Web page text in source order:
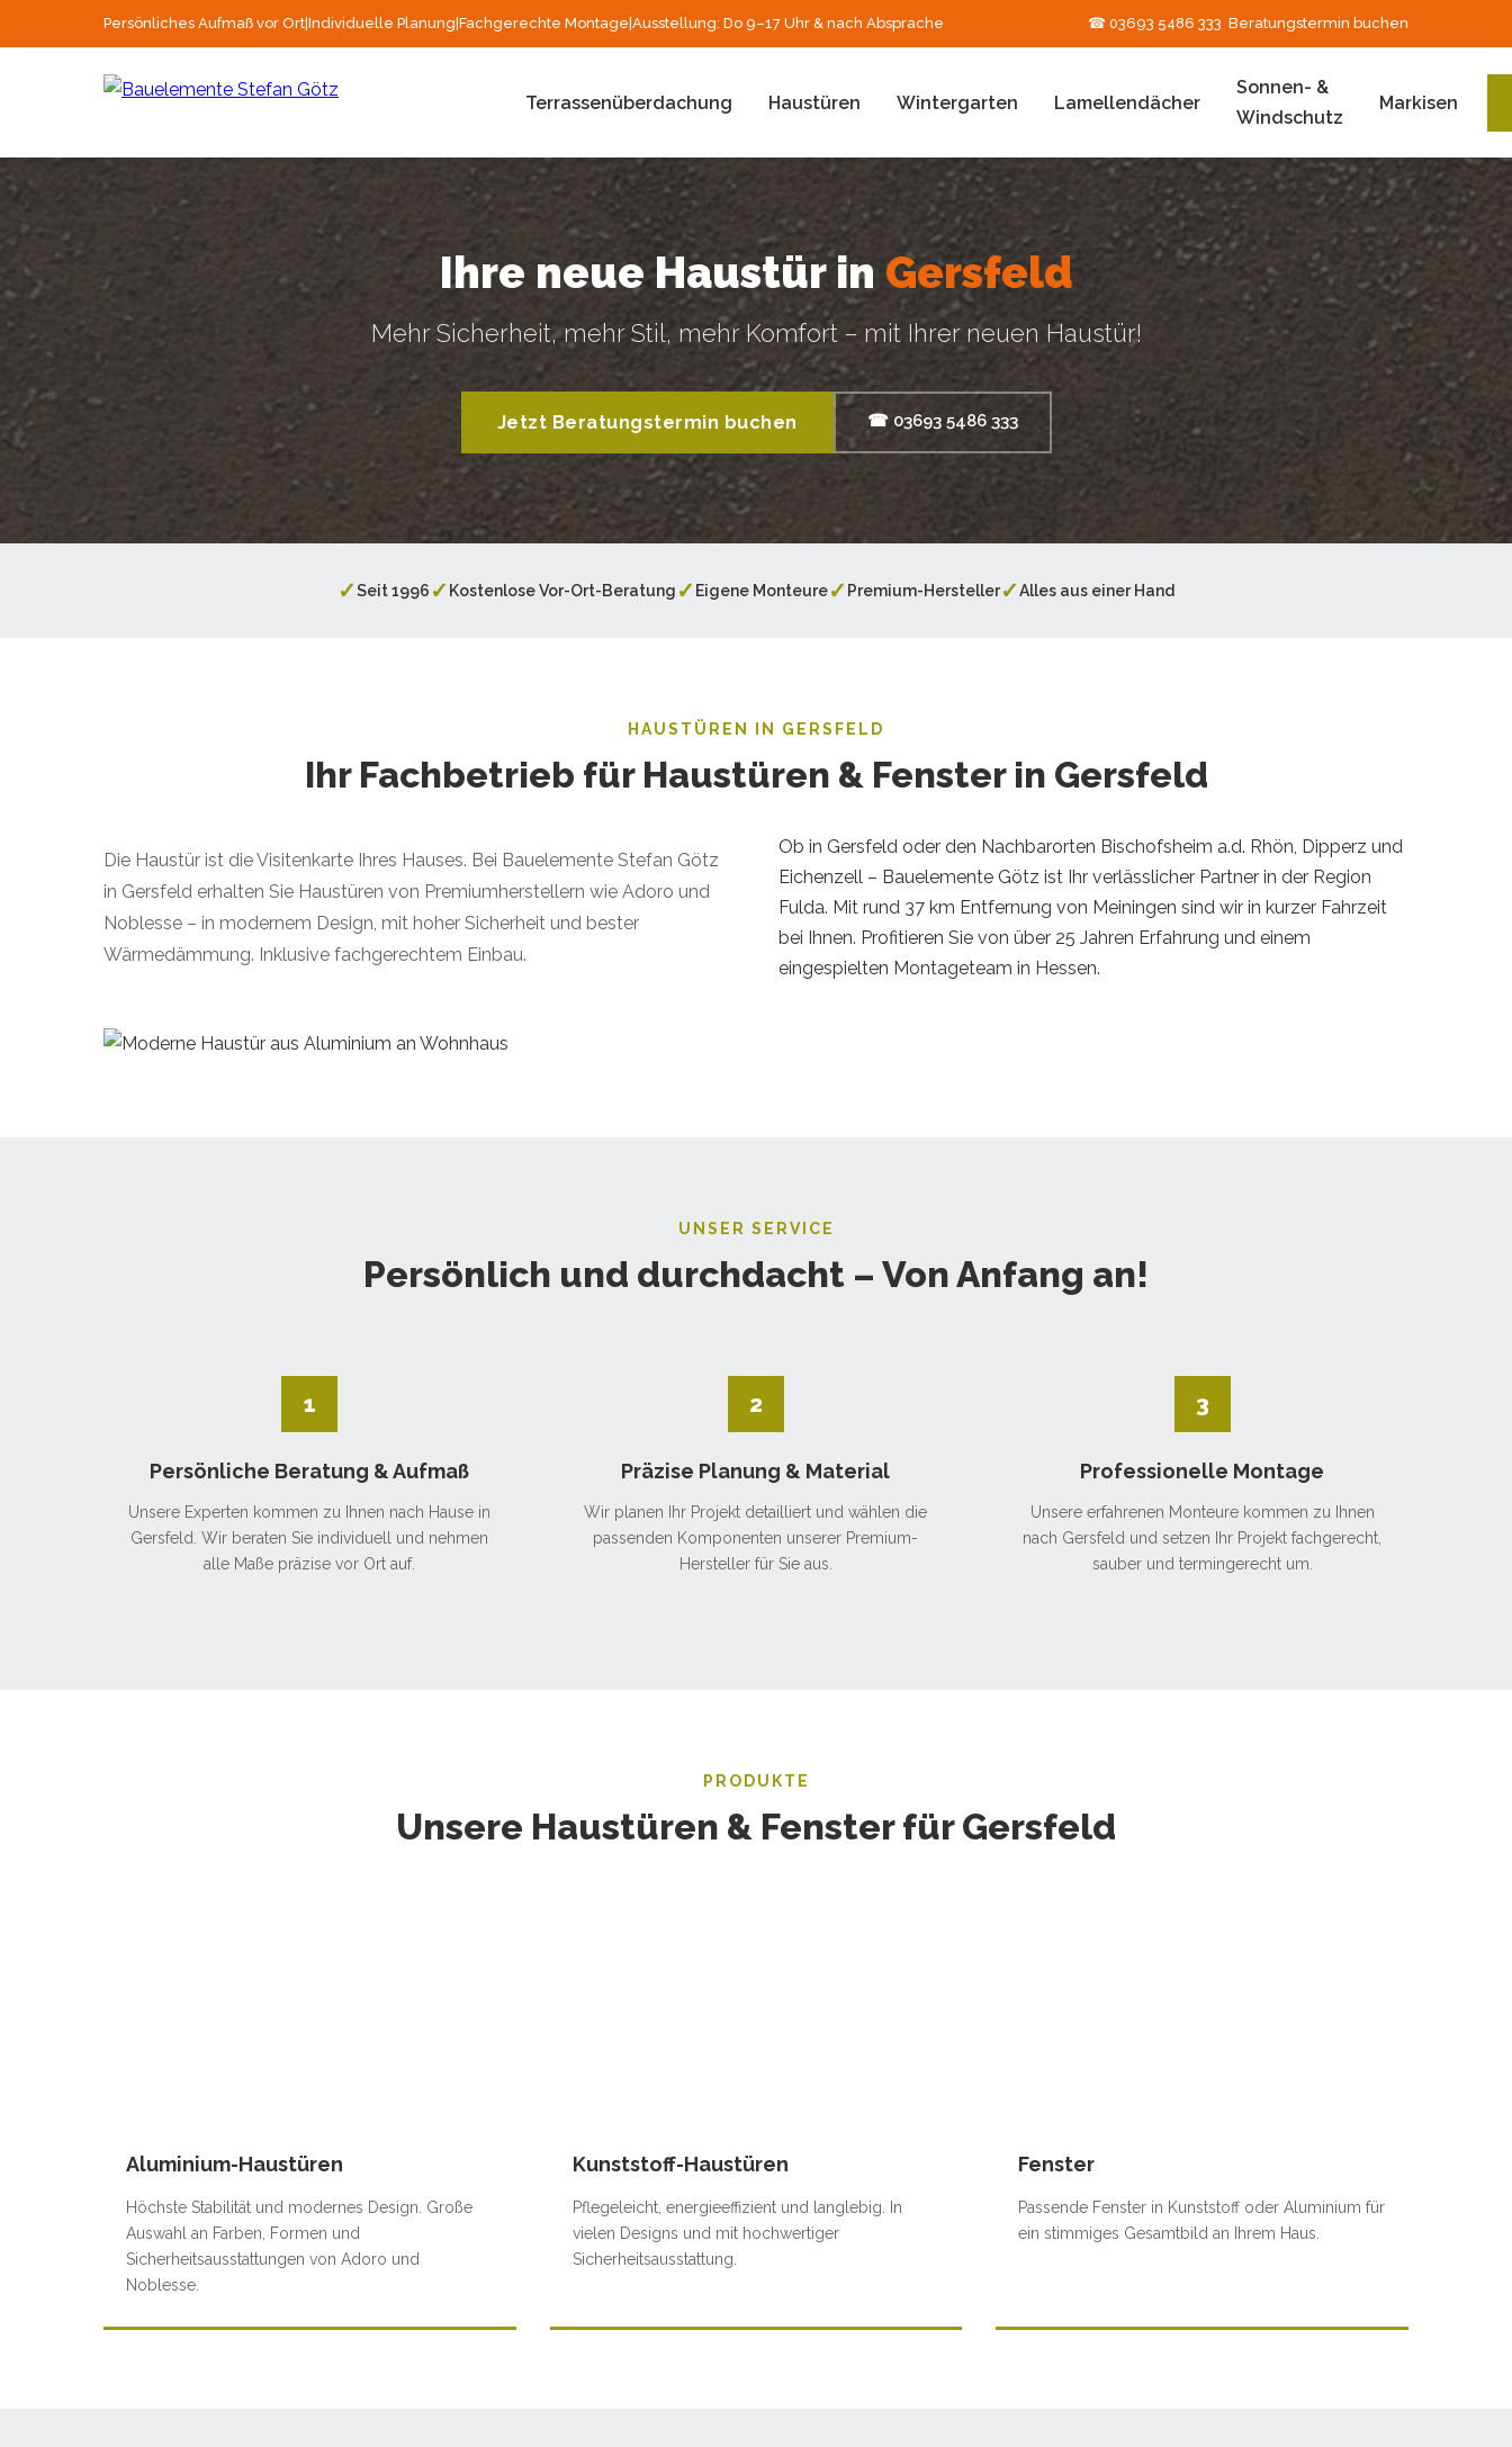
Persönliches Aufmaß vor Ort Individuelle Planung Fachgerechte Montage Ausstellung: Do 9–17 Uhr & nach Absprache ☎ 03693 5486 333 Beratungstermin buchen
Terrassenüberdachung Haustüren Wintergarten Lamellendächer
Sonnen- &
Windschutz
Markisen
Ihre neue Haustür in Gersfeld
Mehr Sicherheit, mehr Stil, mehr Komfort – mit Ihrer neuen Haustür!
Jetzt Beratungstermin buchen ☎ 03693 5486 333
✓Seit 1996 ✓ Kostenlose Vor-Ort-Beratung ✓ Eigene Monteure✓ Premium-Hersteller✓Alles aus einer Hand
HAUSTÜREN IN GERSFELD
Ihr Fachbetrieb für Haustüren & Fenster in Gersfeld
Die Haustür ist die Visitenkarte Ihres Hauses. Bei Bauelemente Stefan Götz
in Gersfeld erhalten Sie Haustüren von Premiumherstellern wie Adoro und
Noblesse – in modernem Design, mit hoher Sicherheit und bester
Wärmedämmung. Inklusive fachgerechtem Einbau.
Ob in Gersfeld oder den Nachbarorten Bischofsheim a.d. Rhön, Dipperz und
Eichenzell – Bauelemente Götz ist Ihr verlässlicher Partner in der Region
Fulda. Mit rund 37 km Entfernung von Meiningen sind wir in kurzer Fahrzeit
bei Ihnen. Profitieren Sie von über 25 Jahren Erfahrung und einem
eingespielten Montageteam in Hessen.
UNSER SERVICE
Persönlich und durchdacht – Von Anfang an!
1
Persönliche Beratung & Aufmaß
Unsere Experten kommen zu Ihnen nach Hause in
Gersfeld. Wir beraten Sie individuell und nehmen
alle Maße präzise vor Ort auf.
2
Präzise Planung & Material
Wir planen Ihr Projekt detailliert und wählen die
passenden Komponenten unserer Premium-
Hersteller für Sie aus.
3
Professionelle Montage
Unsere erfahrenen Monteure kommen zu Ihnen
nach Gersfeld und setzen Ihr Projekt fachgerecht,
sauber und termingerecht um.
PRODUKTE
Unsere Haustüren & Fenster für Gersfeld
Aluminium-Haustüren
Höchste Stabilität und modernes Design. Große
Auswahl an Farben, Formen und
Sicherheitsausstattungen von Adoro und
Noblesse.
Kunststoff-Haustüren
Pflegeleicht, energieeffizient und langlebig. In
vielen Designs und mit hochwertiger
Sicherheitsausstattung.
Fenster
Passende Fenster in Kunststoff oder Aluminium für
ein stimmiges Gesamtbild an Ihrem Haus.